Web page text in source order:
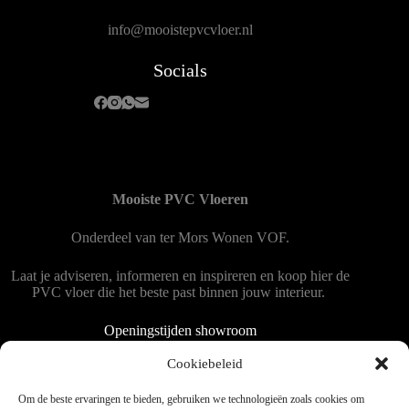
Cookiebeleid
Om de beste ervaringen te bieden, gebruiken we technologieën zoals cookies om
info@mooistepvcvloer.nl
Socials
Mooiste PVC Vloeren
Onderdeel van ter Mors Wonen VOF.
Laat je adviseren, informeren en inspireren en koop hier de
PVC vloer die het beste past binnen jouw interieur.
Openingstijden showroom
Dinsdag tot en met vrijdag 9:00 - 18:00
Zaterdag 9:00 tot 15:00